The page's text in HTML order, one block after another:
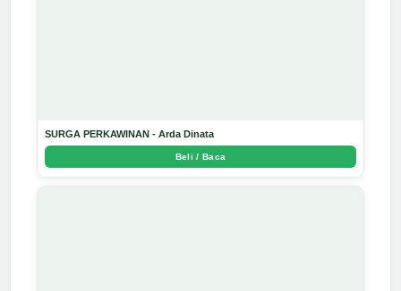
SURGA PERKAWINAN - Arda Dinata
Beli / Baca